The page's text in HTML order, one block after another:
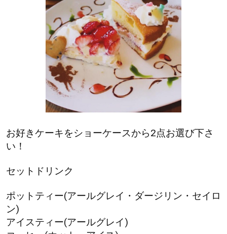
お好きケーキをショーケースから2点お選び下さ
い！
セットドリンク
ポットティー(アールグレイ・ダージリン・セイロ
ン)
アイスティー(アールグレイ)